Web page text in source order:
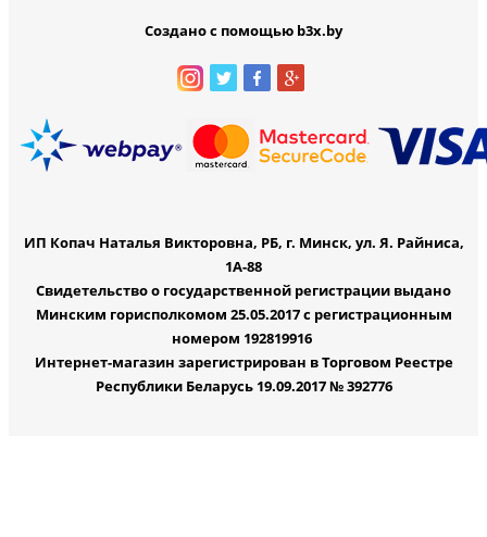
Создано с помощью b3x.by
ИП Копач Наталья Викторовна, РБ, г. Минск, ул. Я. Райниса,
1А-88
Свидетельство о государственной регистрации выдано
Минским горисполкомом 25.05.2017 с регистрационным
номером 192819916
Интернет-магазин зарегистрирован в Торговом Реестре
Республики Беларусь 19.09.2017 № 392776